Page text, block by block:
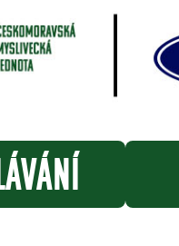
online